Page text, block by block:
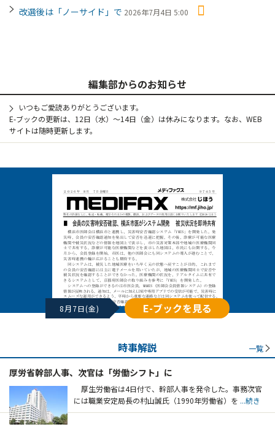
改選後は「ノーサイド」で 2026年7月4日 5:00
編集部からのお知らせ
いつもご愛読ありがとうございます。
E-ブックの更新は、12日（水）～14日（金）は休みになります。なお、WEB
サイトは随時更新します。
8月7日(金) E-ブックを見る
時事解説 一覧
厚労省幹部人事、次官は「労働シフト」に
厚生労働省は4日付で、幹部人事を発令した。事務次官
には職業安定局長の村山誠氏（1990年労働省）を ...続き